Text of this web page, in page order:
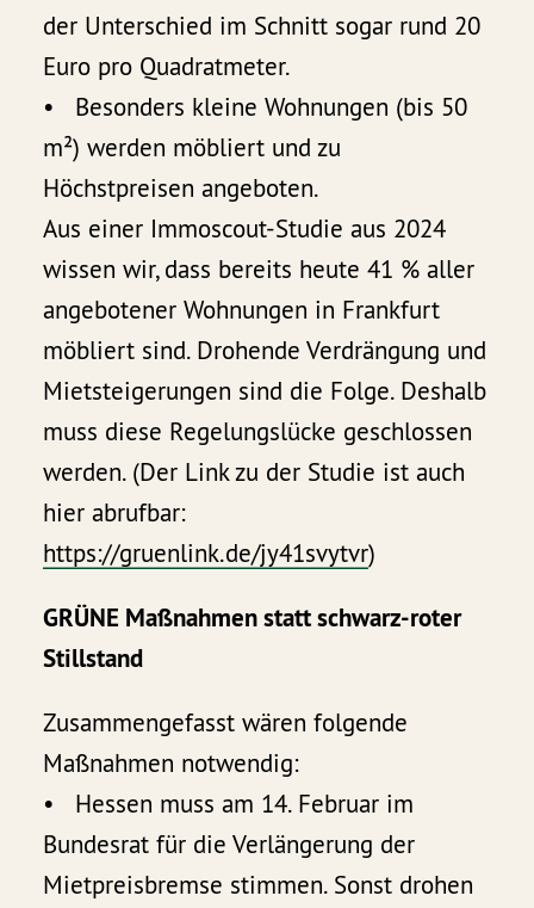
der Unterschied im Schnitt sogar rund 20
Euro pro Quadratmeter.
• Besonders kleine Wohnungen (bis 50
m²) werden möbliert und zu
Höchstpreisen angeboten.
Aus einer Immoscout-Studie aus 2024
wissen wir, dass bereits heute 41 % aller
angebotener Wohnungen in Frankfurt
möbliert sind. Drohende Verdrängung und
Mietsteigerungen sind die Folge. Deshalb
muss diese Regelungslücke geschlossen
werden. (Der Link zu der Studie ist auch
hier abrufbar:
https://gruenlink.de/jy41svytvr)
GRÜNE Maßnahmen statt schwarz-roter
Stillstand
Zusammengefasst wären folgende
Maßnahmen notwendig:
• Hessen muss am 14. Februar im
Bundesrat für die Verlängerung der
Mietpreisbremse stimmen. Sonst drohen